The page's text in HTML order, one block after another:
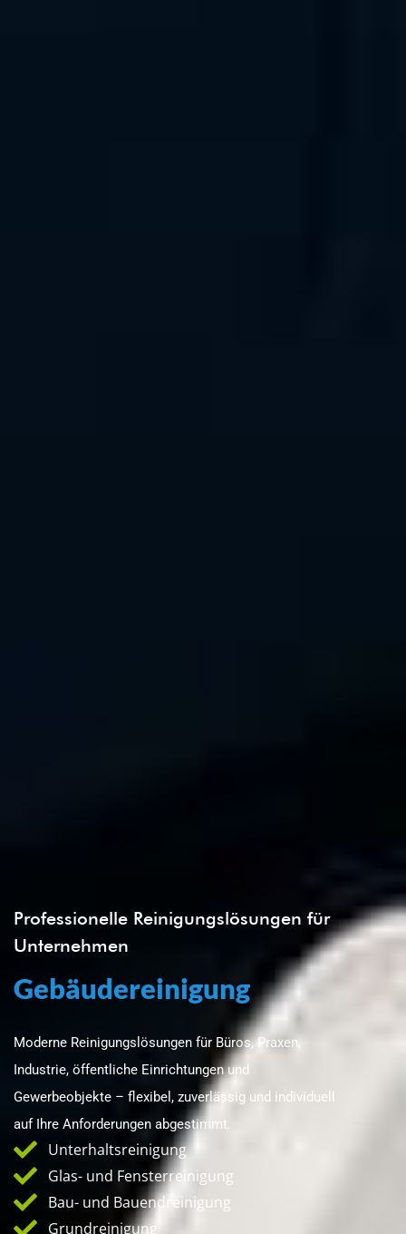
Professionelle Reinigungslösungen für
Unternehmen
Gebäudereinigung
Moderne Reinigungslösungen für Büros, Praxen,
Industrie, öffentliche Einrichtungen und
Gewerbeobjekte – flexibel, zuverlässig und individuell
auf Ihre Anforderungen abgestimmt.
Unterhaltsreinigung
Glas- und Fensterreinigung
Bau- und Bauendreinigung
Grundreinigung